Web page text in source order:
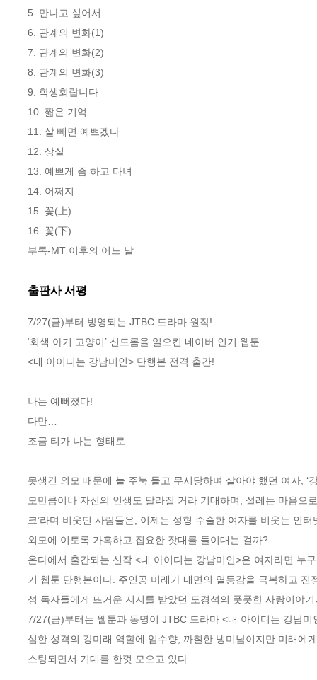
5. 만나고 싶어서
6. 관계의 변화(1)
7. 관계의 변화(2)
8. 관계의 변화(3)
9. 학생회랍니다
10. 짧은 기억
11. 살 빼면 예쁘겠다
12. 상실
13. 예쁘게 좀 하고 다녀
14. 어쩌지
15. 꽃(上)
16. 꽃(下)
부록-MT 이후의 어느 날
출판사 서평
7/27(금)부터 방영되는 JTBC 드라마 원작!
‘회색 아기 고양이’ 신드롬을 일으킨 네이버 인기 웹툰
<내 아이디는 강남미인> 단행본 전격 출간!
나는 예뻐졌다!
다만…
조금 티가 나는 형태로….
못생긴 외모 때문에 늘 주눅 들고 무시당하며 살아야 했던 여자,
모만큼이나 자신의 인생도 달라질 거라 기대하며, 설레는 마음으
크’라며 비웃던 사람들은, 이제는 성형 수술한 여자를 비웃는 인
외모에 이토록 가혹하고 집요한 잣대를 들이대는 걸까?
온다에서 출간되는 신작 <내 아이디는 강남미인>은 여자라면 누
기 웹툰 단행본이다. 주인공 미래가 내면의 열등감을 극복하고 진
성 독자들에게 뜨거운 지지를 받았던 도경석의 풋풋한 사랑이야
7/27(금)부터는 웹툰과 동명이 JTBC 드라마 <내 아이디는 강남
심한 성격의 강미래 역할에 임수향, 까칠한 냉미남이지만 미래에
스팅되면서 기대를 한껏 모으고 있다.